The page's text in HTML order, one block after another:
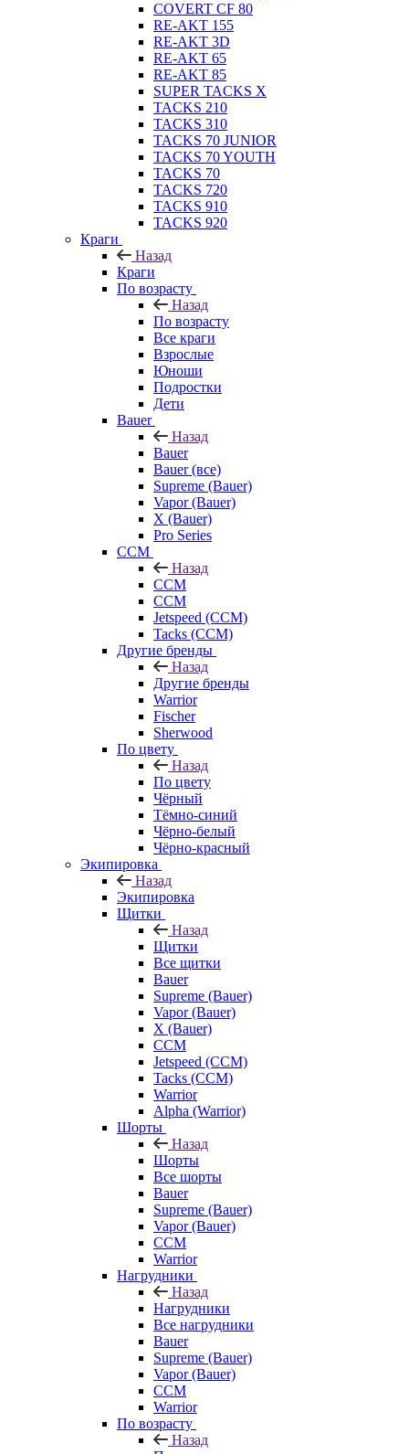
COVERT CF 80
RE-AKT 155
RE-AKT 3D
RE-AKT 65
RE-AKT 85
SUPER TACKS X
TACKS 210
TACKS 310
TACKS 70 JUNIOR
TACKS 70 YOUTH
TACKS 70
TACKS 720
TACKS 910
TACKS 920
Краги
Назад
Краги
По возрасту
Назад
По возрасту
Все краги
Взрослые
Юноши
Подростки
Дети
Bauer
Назад
Bauer
Bauer (все)
Supreme (Bauer)
Vapor (Bauer)
X (Bauer)
Pro Series
CCM
Назад
CCM
CCM
Jetspeed (CCM)
Tacks (CCM)
Другие бренды
Назад
Другие бренды
Warrior
Fischer
Sherwood
По цвету
Назад
По цвету
Чёрный
Тёмно-синий
Чёрно-белый
Чёрно-красный
Экипировка
Назад
Экипировка
Щитки
Назад
Щитки
Все щитки
Bauer
Supreme (Bauer)
Vapor (Bauer)
X (Bauer)
CCM
Jetspeed (CCM)
Tacks (CCM)
Warrior
Alpha (Warrior)
Шорты
Назад
Шорты
Все шорты
Bauer
Supreme (Bauer)
Vapor (Bauer)
CCM
Warrior
Нагрудники
Назад
Нагрудники
Все нагрудники
Bauer
Supreme (Bauer)
Vapor (Bauer)
CCM
Warrior
По возрасту
Назад